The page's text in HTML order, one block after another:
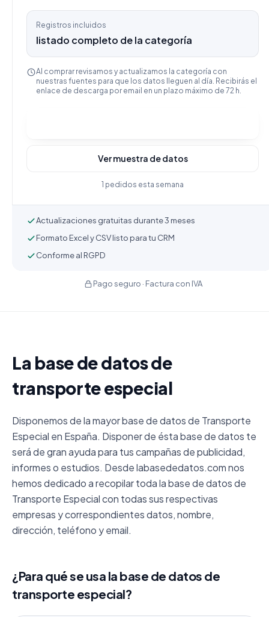
Registros incluidos
listado completo de la categoría
Al comprar revisamos y actualizamos la categoría con
nuestras fuentes para que los datos lleguen al día. Recibirás el
enlace de descarga por email en un plazo máximo de 72 h.
Ver muestra de datos
1 pedidos esta semana
Actualizaciones gratuitas durante 3 meses
Formato Excel y CSV listo para tu CRM
Conforme al RGPD
Pago seguro · Factura con IVA
La base de datos de
transporte especial
Disponemos de la mayor base de datos de Transporte
Especial en España. Disponer de ésta base de datos te
será de gran ayuda para tus campañas de publicidad,
informes o estudios. Desde labasededatos.com nos
hemos dedicado a recopilar toda la base de datos de
Transporte Especial con todas sus respectivas
empresas y correspondientes datos, nombre,
dirección, teléfono y email.
¿Para qué se usa la base de datos de
transporte especial?